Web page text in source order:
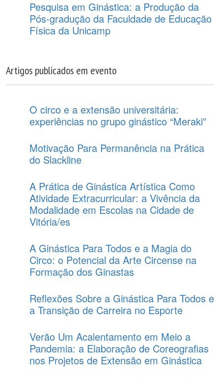
Pesquisa em Ginástica: a Produção da
Pós-gradução da Faculdade de Educação
Física da Unicamp
Artigos publicados em evento
O circo e a extensão universitária:
experiências no grupo ginástico “Meraki”
Motivação Para Permanência na Prática
do Slackline
A Prática de Ginástica Artística Como
Atividade Extracurricular: a Vivência da
Modalidade em Escolas na Cidade de
Vitória/es
A Ginástica Para Todos e a Magia do
Circo: o Potencial da Arte Circense na
Formação dos Ginastas
Reflexões Sobre a Ginástica Para Todos e
a Transição de Carreira no Esporte
Verão Um Acalentamento em Meio a
Pandemia: a Elaboração de Coreografias
nos Projetos de Extensão em Ginástica